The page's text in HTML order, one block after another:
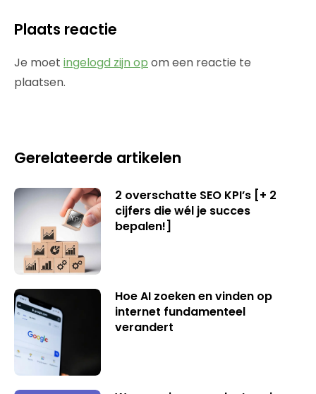
Plaats reactie
Je moet ingelogd zijn op om een reactie te
plaatsen.
Gerelateerde artikelen
2 overschatte SEO KPI’s [+ 2
cijfers die wél je succes
bepalen!]
Hoe AI zoeken en vinden op
internet fundamenteel
verandert